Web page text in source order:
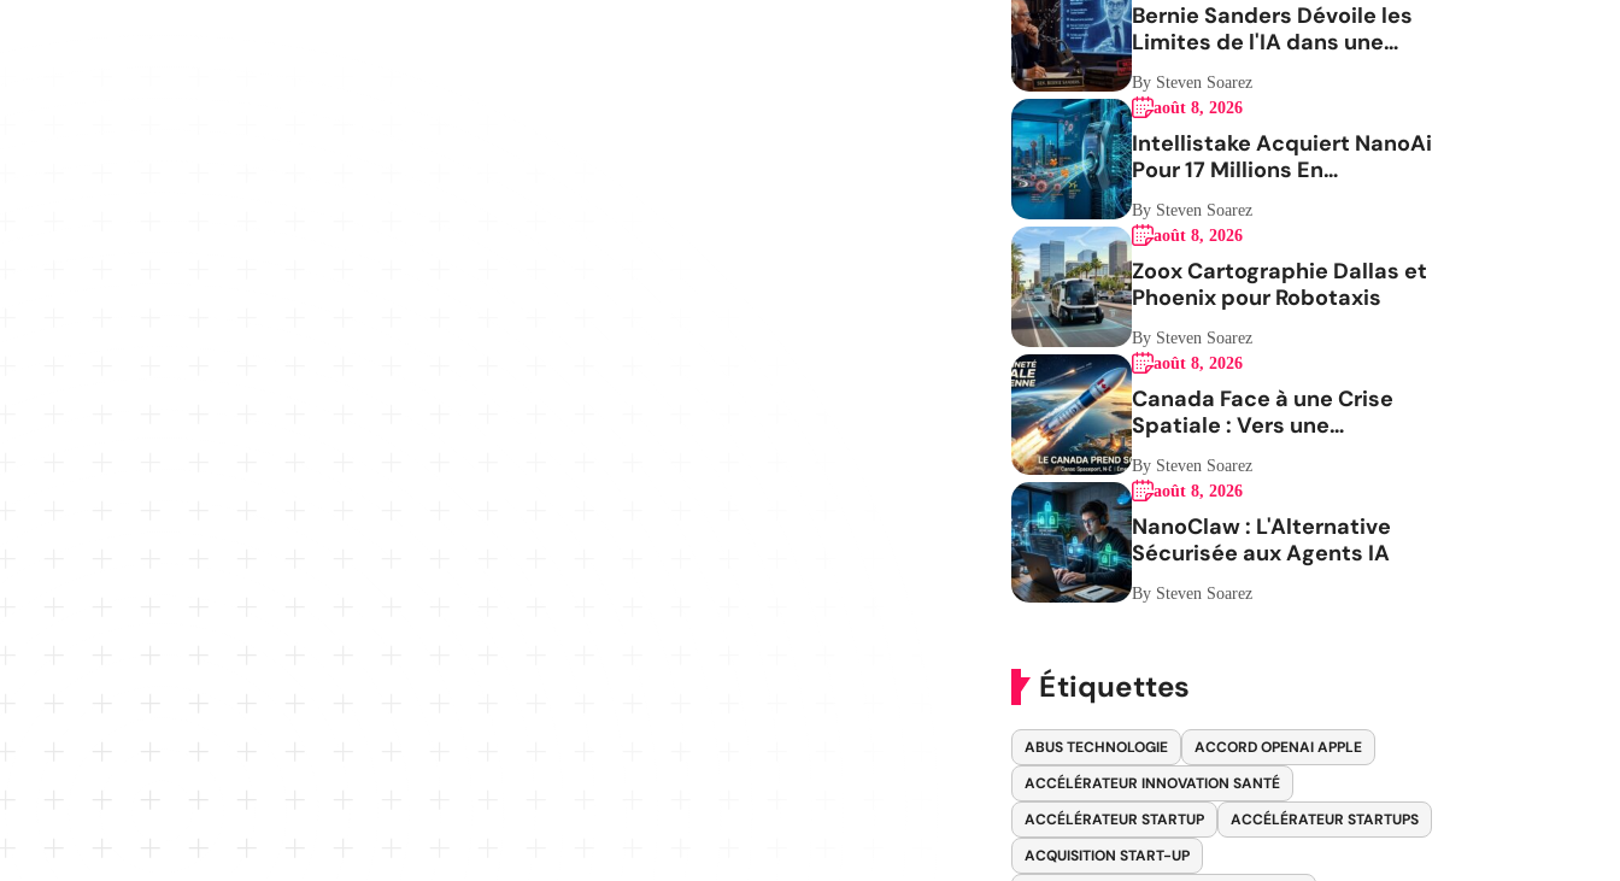
Bernie Sanders Dévoile les
Limites de l'IA dans une
Vidéo Virale
By Steven Soarez
août 8, 2026
Intellistake Acquiert NanoAi
Pour 17 Millions En
ActionsGenerating the
French blog article
By Steven Soarez
août 8, 2026
Zoox Cartographie Dallas et
Phoenix pour Robotaxis
By Steven Soarez
août 8, 2026
Canada Face à une Crise
Spatiale : Vers une
Indépendance Stratégique
By Steven Soarez
août 8, 2026
NanoClaw : L'Alternative
Sécurisée aux Agents IA
By Steven Soarez
Étiquettes
ABUS TECHNOLOGIE
ACCORD OPENAI APPLE
ACCÉLÉRATEUR INNOVATION SANTÉ
ACCÉLÉRATEUR STARTUP
ACCÉLÉRATEUR STARTUPS
ACQUISITION START-UP